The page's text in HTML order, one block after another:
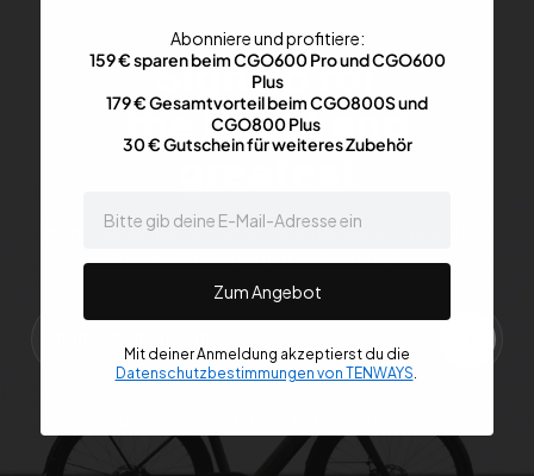
Sign up for
the latest and
greatest
Melden Sie sich an, um die neuesten Updates zu Verk?ufen,
Pressemitteilungen und mehr zu erhalten.
Abonniere und profitiere:
159 € sparen beim CGO600 Pro und CGO600
Plus
179 € Gesamtvorteil beim CGO800S und
CGO800 Plus
30 € Gutschein für weiteres Zubehör
Zum Angebot
Mit deiner Anmeldung akzeptierst du die
Datenschutzbestimmungen von TENWAYS